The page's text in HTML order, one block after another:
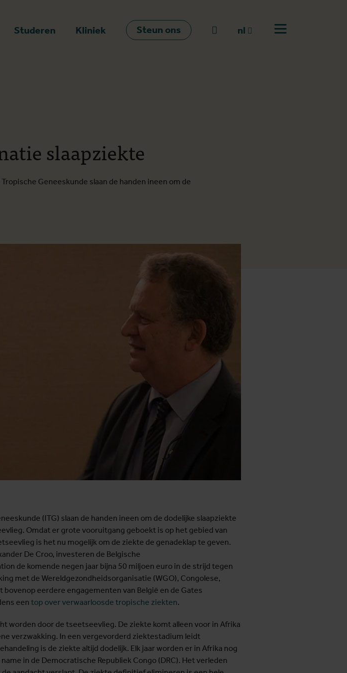
Studeren Kliniek Steun ons Naar zoeken
nl
Open menu
slaapziekte
Geneeskunde slaan de handen ineen om de
(ITG) slaan de handen ineen om de dodelijke slaapziekte
Omdat er grote vooruitgang geboekt is op het gebied van
is het nu mogelijk om de ziekte de genadeklap te geven.
De Croo, investeren de Belgische
de komende negen jaar bijna 50 miljoen euro in de strijd tegen
met de Wereldgezondheidsorganisatie (WGO), Congolese,
eerdere engagementen van België en de Gates
een top over verwaarloosde tropische ziekten.
worden door de tseetseevlieg. De ziekte komt alleen voor in Afrika
verzwakking. In een vergevorderd ziektestadium leidt
is de ziekte altijd dodelijk. Elk jaar worden er in Afrika nog
in de Democratische Republiek Congo (DRC). Het verleden